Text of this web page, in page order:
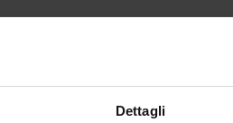
Dettagli
del ciclo "Formarsi per formare"